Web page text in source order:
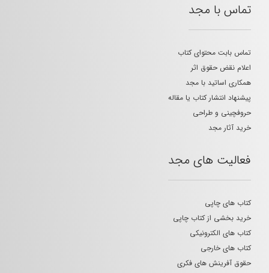
تماس با مجد
تماس بابت محتوای کتاب
اعلام نقض حقوق اثر
همکاری اساتید با مجد
پیشنهاد انتشار کتاب یا مقاله
حروفچینی و طراحی
خرید آثار مجد
فعالیت های مجد
کتاب های چاپی
خرید بخشی از کتاب چاپی
کتاب های الکترونیکی
کتاب های خارجی
حقوق آفرینش های فکری